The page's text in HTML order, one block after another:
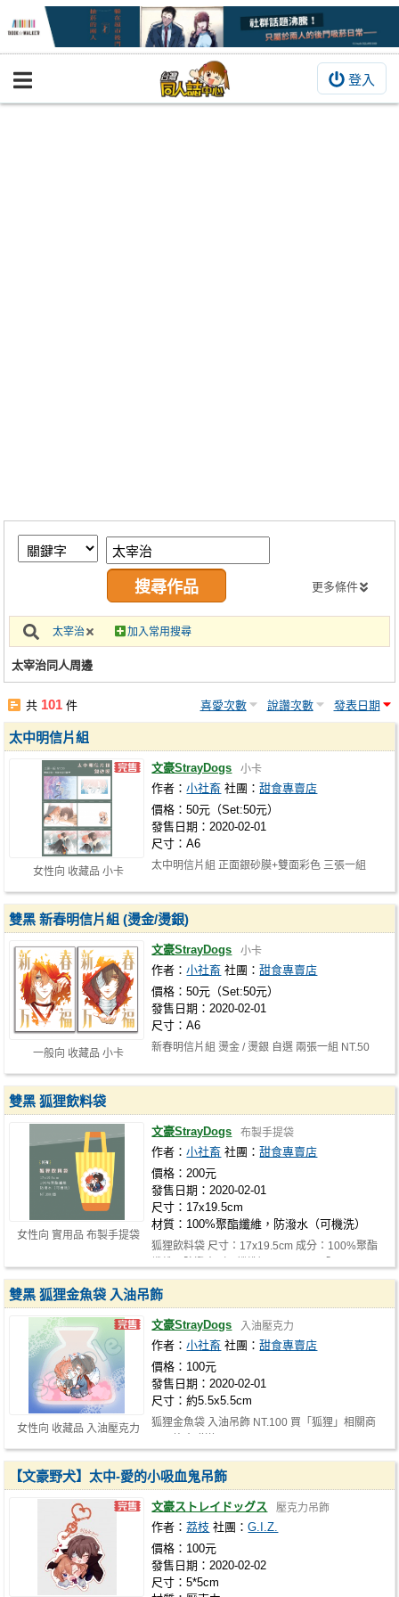
登入
BOOKY書集倉庫
繪圖藝廊
交流中心
攤位轉讓區
會員功能選單
註冊會員
更多條件
太宰治 加入常用搜尋
太宰治同人周邊
共 101 件 喜愛次數 說讚次數 發表日期
女性向 收藏品 小卡
太中明信片組
文豪StrayDogs 小卡
作者：小社畜 社團：甜食專賣店
價格：50元（Set:50元）
發售日期：2020-02-01
尺寸：A6
太中明信片組 正面銀砂膜+雙面彩色 三張一組
一般向 收藏品 小卡
雙黑 新春明信片組 (燙金/燙銀)
文豪StrayDogs 小卡
作者：小社畜 社團：甜食專賣店
價格：50元（Set:50元）
發售日期：2020-02-01
尺寸：A6
新春明信片組 燙金 / 燙銀 自選 兩張一組 NT.50
女性向 實用品 布製手提袋
雙黑 狐狸飲料袋
文豪StrayDogs 布製手提袋
作者：小社畜 社團：甜食專賣店
價格：200元
發售日期：2020-02-01
尺寸：17x19.5cm
材質：100%聚酯纖維，防潑水（可機洗）
狐狸飲料袋 尺寸：17x19.5cm 成分：100%聚酯
女性向 收藏品 入油壓克力
雙黑 狐狸金魚袋 入油吊飾
文豪StrayDogs 入油壓克力
作者：小社畜 社團：甜食專賣店
價格：100元
發售日期：2020-02-01
尺寸：約5.5x5.5cm
狐狸金魚袋 入油吊飾 NT.100 買「狐狸」相關商
【文豪野犬】太中-愛的小吸血鬼吊飾
文豪ストレイドッグス 壓克力吊飾
作者：荔枝 社團：G.I.Z.
價格：100元
發售日期：2020-02-02
尺寸：5*5cm